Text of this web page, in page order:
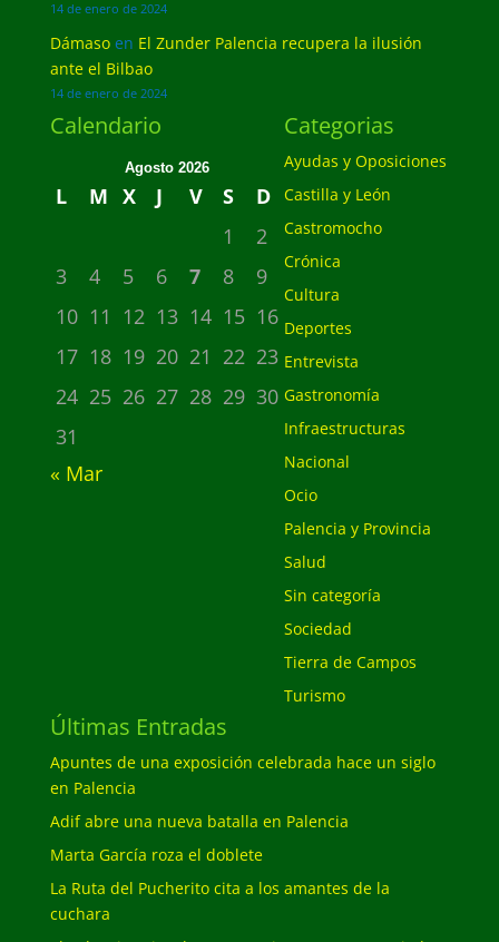
14 de enero de 2024
Dámasoen El Zunder Palencia recupera la ilusión
ante el Bilbao
14 de enero de 2024
Calendario
Agosto 2026
L M X J V S
D
1
2
3
4 5 6 7 8
9
10 11 12 13 14 15 16
17 18 19 20 21 22 23
24 25 26 27 28 29 30
31
« Mar
Categorias
Ayudas y Oposiciones
Castilla y León
Castromocho
Crónica
Cultura
Deportes
Entrevista
Gastronomía
Infraestructuras
Nacional
Ocio
Palencia y Provincia
Salud
Sin categoría
Sociedad
Tierra de Campos
Turismo
Últimas Entradas
Apuntes de una exposición celebrada hace un siglo
en Palencia
Adif abre una nueva batalla en Palencia
Marta García roza el doblete
La Ruta del Pucherito cita a los amantes de la
cuchara